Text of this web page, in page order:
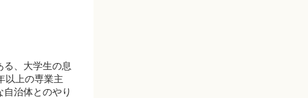
、大学生の息
以上の専業主
治体とのやり